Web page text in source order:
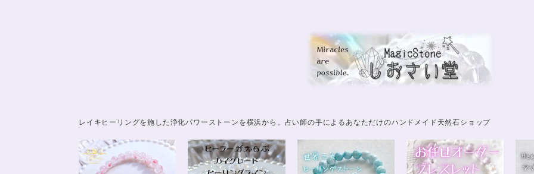
レイキヒーリングを施した浄化パワーストーンを横浜から。占い師の手によるあなただけのハンドメイド天然石ショップ